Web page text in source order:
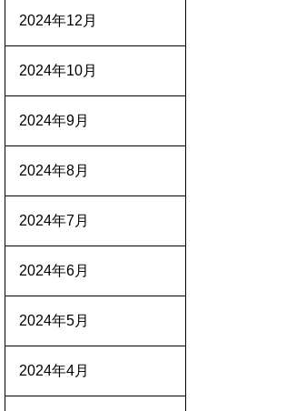
2024年12月
2024年10月
2024年9月
2024年8月
2024年7月
2024年6月
2024年5月
2024年4月